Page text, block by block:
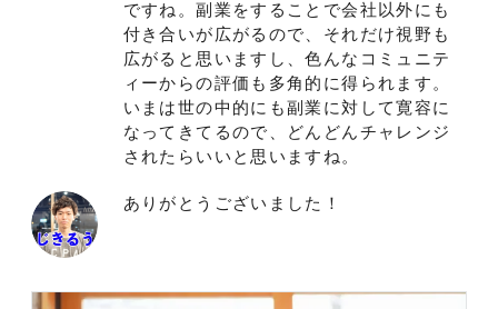
ですね。副業をすることで会社以外にも
付き合いが広がるので、それだけ視野も
広がると思いますし、色んなコミュニテ
ィーからの評価も多角的に得られます。
いまは世の中的にも副業に対して寛容に
なってきてるので、どんどんチャレンジ
されたらいいと思いますね。
ありがとうございました！